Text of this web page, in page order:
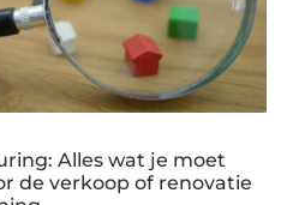
Alles wat je moet
de verkoop of renovatie